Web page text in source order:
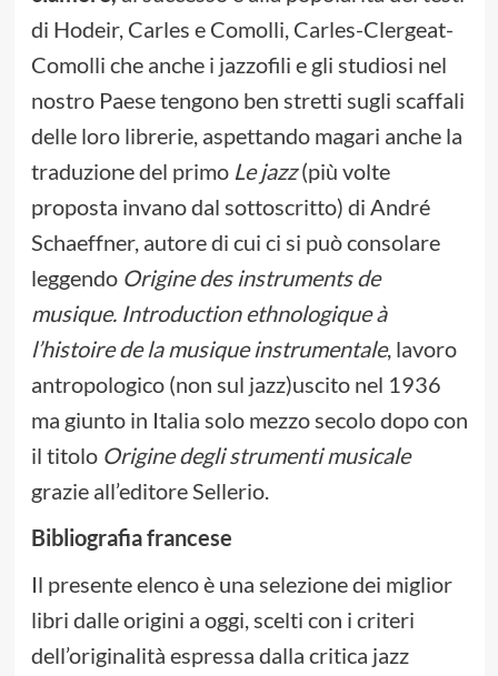
di Hodeir, Carles e Comolli, Carles-Clergeat-
Comolli che anche i jazzofili e gli studiosi nel
nostro Paese tengono ben stretti sugli scaffali
delle loro librerie, aspettando magari anche la
traduzione del primo Le jazz(più volte
proposta invano dal sottoscritto) di André
Schaeffner, autore di cui ci si può consolare
leggendo Origine des instruments de
musique. Introduction ethnologique à
l’histoire de la musique instrumentale, lavoro
antropologico (non sul jazz)uscito nel 1936
ma giunto in Italia solo mezzo secolo dopo con
il titolo Origine degli strumenti musicale
grazie all’editore Sellerio.
Bibliografia francese
Il presente elenco è una selezione dei miglior
libri dalle origini a oggi, scelti con i criteri
dell’originalità espressa dalla critica jazz